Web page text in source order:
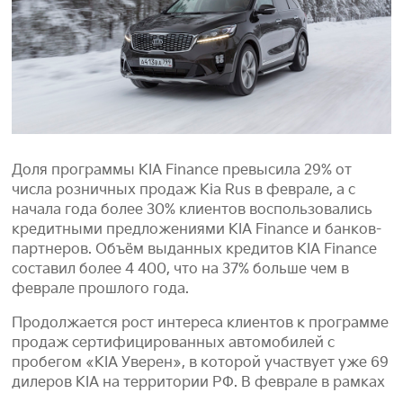
Доля программы KIA Finance превысила 29% от
числа розничных продаж Kia Rus в феврале, а с
начала года более 30% клиентов воспользовались
кредитными предложениями KIA Finance и банков-
партнеров. Объём выданных кредитов KIA Finance
составил более 4 400, что на 37% больше чем в
феврале прошлого года.
Продолжается рост интереса клиентов к программе
продаж сертифицированных автомобилей с
пробегом «KIA Уверен», в которой участвует уже 69
дилеров KIA на территории РФ. В феврале в рамках